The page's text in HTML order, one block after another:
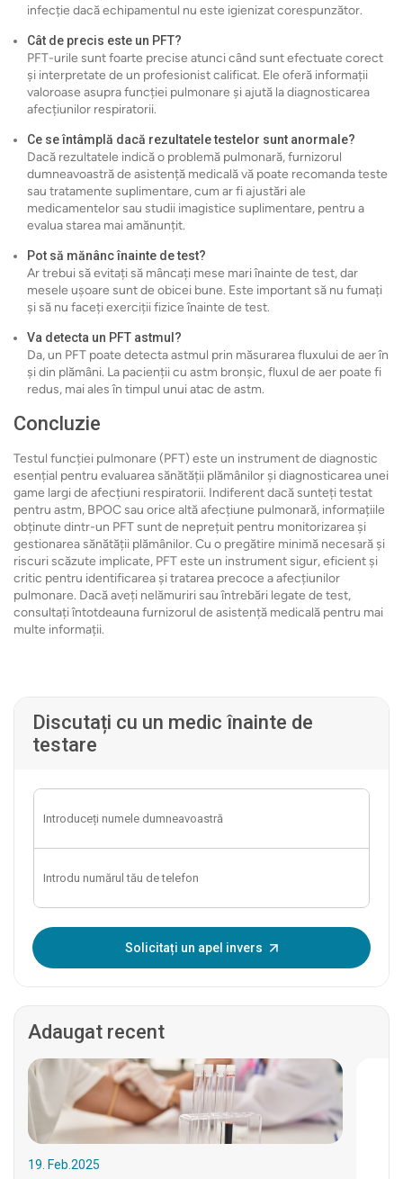
infecție dacă echipamentul nu este igienizat corespunzător.
Cât de precis este un PFT?
PFT-urile sunt foarte precise atunci când sunt efectuate corect
și interpretate de un profesionist calificat. Ele oferă informații
valoroase asupra funcției pulmonare și ajută la diagnosticarea
afecțiunilor respiratorii.
Ce se întâmplă dacă rezultatele testelor sunt anormale?
Dacă rezultatele indică o problemă pulmonară, furnizorul
dumneavoastră de asistență medicală vă poate recomanda teste
sau tratamente suplimentare, cum ar fi ajustări ale
medicamentelor sau studii imagistice suplimentare, pentru a
evalua starea mai amănunțit.
Pot să mănânc înainte de test?
Ar trebui să evitați să mâncați mese mari înainte de test, dar
mesele ușoare sunt de obicei bune. Este important să nu fumați
și să nu faceți exerciții fizice înainte de test.
Va detecta un PFT astmul?
Da, un PFT poate detecta astmul prin măsurarea fluxului de aer în
și din plămâni. La pacienții cu astm bronșic, fluxul de aer poate fi
redus, mai ales în timpul unui atac de astm.
Concluzie
Testul funcției pulmonare (PFT) este un instrument de diagnostic
esențial pentru evaluarea sănătății plămânilor și diagnosticarea unei
game largi de afecțiuni respiratorii. Indiferent dacă sunteți testat
pentru astm, BPOC sau orice altă afecțiune pulmonară, informațiile
obținute dintr-un PFT sunt de neprețuit pentru monitorizarea și
gestionarea sănătății plămânilor. Cu o pregătire minimă necesară și
riscuri scăzute implicate, PFT este un instrument sigur, eficient și
critic pentru identificarea și tratarea precoce a afecțiunilor
pulmonare. Dacă aveți nelămuriri sau întrebări legate de test,
consultați întotdeauna furnizorul de asistență medicală pentru mai
multe informații.
Discutați cu un medic înainte de
testare
Solicitați un apel invers
Adaugat recent
19. Feb.2025